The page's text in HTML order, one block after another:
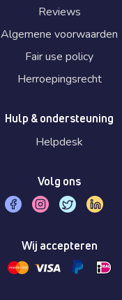
Reviews
Algemene voorwaarden
Fair use policy
Herroepingsrecht
Hulp & ondersteuning
Helpdesk
Volg ons
Wij accepteren